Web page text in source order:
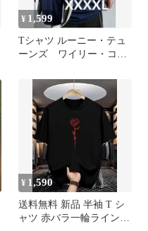
¥ 1,599
Tシャツ ルーニー・テュ
ーンズ ワイリー・コヨ
紺 ネイビー
¥ 1,590
送料無料 新品 半袖 T シ
ャツ 赤バラ一輪ラインア